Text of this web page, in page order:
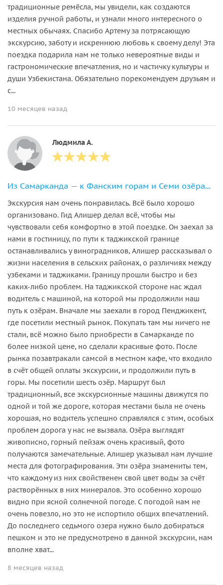
традиционные ремёсла, мы увидели, как создаются
изделия ручной работы, и узнали много интересного о
местных обычаях. Спасибо Артему за потрясающую
экскурсию, заботу и искреннюю любовь к своему делу! Эта
поездка подарила нам не только невероятные виды и
гастрономические впечатления, но и частичку культуры и
души Узбекистана. Обязательно порекомендуем друзьям и
с...
10 месяцев назад
Людмила А.
Из Самарканда — к Фанским горам и Семи озёрам в Таджикистане
Экскурсия нам очень понравилась. Всё было хорошо
организовано. Гид Алишер делал всё, чтобы мы
чувствовали себя комфортно в этой поездке. Он заехал за
нами в гостиницу, по пути к таджикской границе
останавливались у виноградников, Алишер рассказывал о
жизни населения в сельских районах, о различиях между
узбеками и таджиками. Границу прошли быстро и без
каких-либо проблем. На таджикской стороне нас ждал
водитель с машиной, на которой мы продолжили наш
путь к озёрам. Вначале мы заехали в город Пенджикент,
где посетили местный рынок. Покупать там мы ничего не
стали, всё можно было приобрести в Самарканде по
более низкой цене, но сделали красивые фото. После
рынка позавтракали самсой в местном кафе, что входило
в счёт общей оплаты экскурсии, и продолжили путь в
горы. Мы посетили шесть озёр. Маршрут был
традиционный, все экскурсионные машины движутся по
одной и той же дороге, которая местами была не очень
хорошая, но водитель успешно справлялся с этим, особых
проблем дорога у нас не вызвала. Озёра выглядят
живописно, горный пейзаж очень красивый, фото
получаются замечательные. Алишер указывал нам лучшие
места для фотографирования. Эти озёра знамениты тем,
что каждому из них свойственен свой цвет воды за счёт
растворённых в них минералов. Это особенно хорошо
видно при ясной солнечной погоде. С погодой нам не
очень повезло, но это не испортило общих впечатлений.
До последнего седьмого озера нужно было добираться
пешком и это не предусмотрено в данной экскурсии, нам
вполне хват...
8 месяцев назад